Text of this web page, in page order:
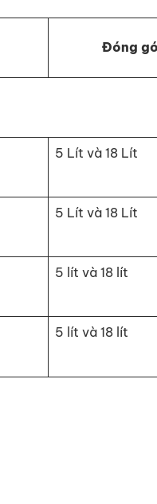
Đóng
5 Lít và 18 Lít
5 Lít và 18 Lít
5 lít và 18 lít
5 lít và 18 lít